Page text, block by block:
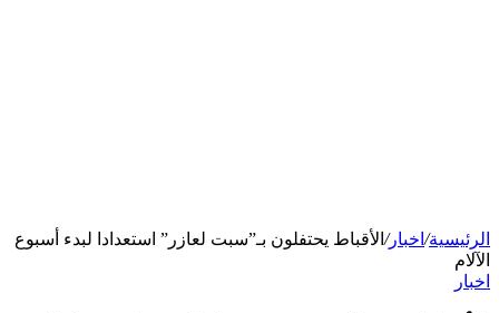
الرئيسية/ اخبار/ الأقباط يحتفلون بـ”سبت لعازر” استعدادا لبدء أسبوع
الآلام
اخبار